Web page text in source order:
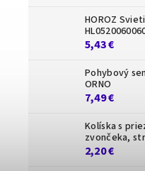
HOROZ
5,43 €
Pohybový
ORNO
7,49 €
Kolíska s
zvončeka,
2,20 €